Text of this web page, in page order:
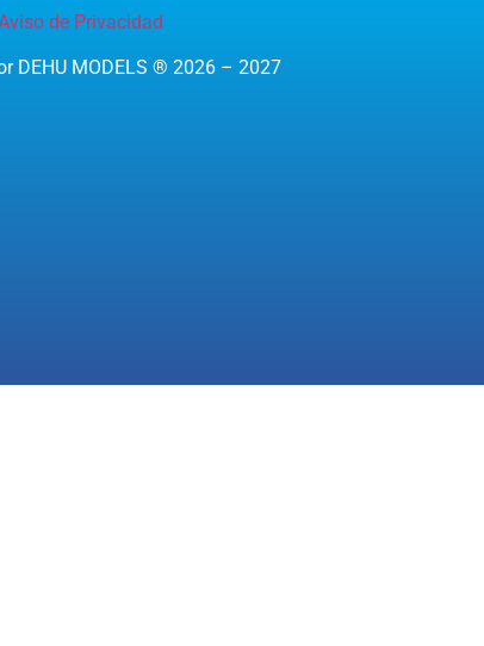
de Privacidad
DEHU MODELS ® 2026 – 2027